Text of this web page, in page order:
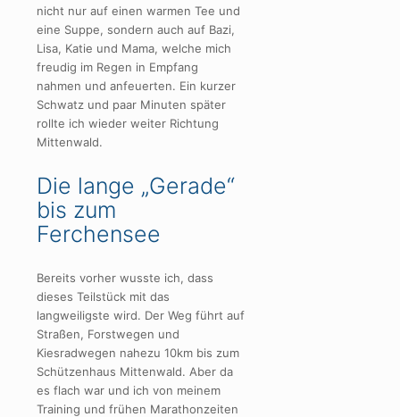
nicht nur auf einen warmen Tee und
eine Suppe, sondern auch auf Bazi,
Lisa, Katie und Mama, welche mich
freudig im Regen in Empfang
nahmen und anfeuerten. Ein kurzer
Schwatz und paar Minuten später
rollte ich wieder weiter Richtung
Mittenwald.
Die lange „Gerade“
bis zum
Ferchensee
Bereits vorher wusste ich, dass
dieses Teilstück mit das
langweiligste wird. Der Weg führt auf
Straßen, Forstwegen und
Kiesradwegen nahezu 10km bis zum
Schützenhaus Mittenwald. Aber da
es flach war und ich von meinem
Training und frühen Marathonzeiten